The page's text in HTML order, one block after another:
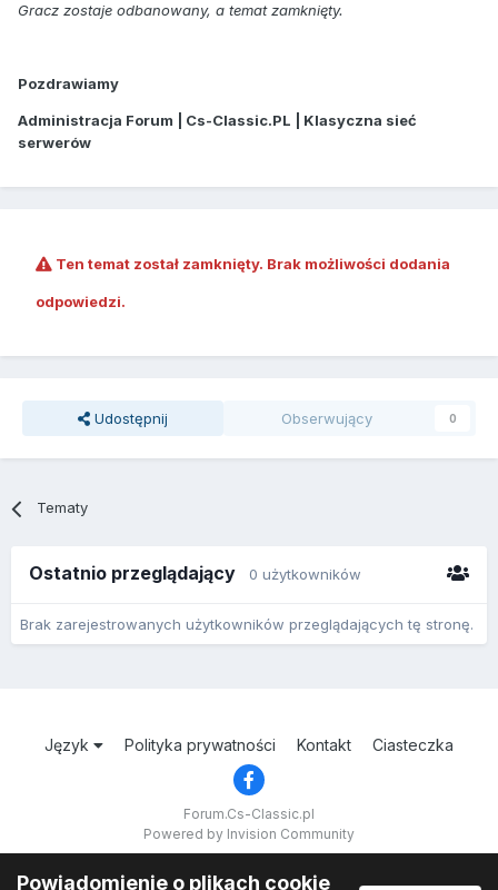
Gracz zostaje odbanowany, a temat zamknięty.
Pozdrawiamy
Administracja Forum | Cs-Classic.PL | Klasyczna sieć
serwerów
Ten temat został zamknięty. Brak możliwości dodania
odpowiedzi.
Udostępnij Obserwujący 0
Tematy
Ostatnio przeglądający 0 użytkowników
Brak zarejestrowanych użytkowników przeglądających tę stronę.
Język Polityka prywatności Kontakt Ciasteczka
Forum.Cs-Classic.pl
Powered by Invision Community
Powiadomienie o plikach cookie